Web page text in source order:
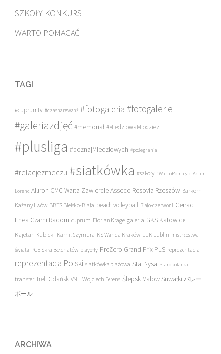
SZKOŁY KONKURS
WARTO POMAGAĆ
TAGI
#cuprumtv #czasnarewanż #fotogaleria #fotogalerie
#galeriazdjęć #memoriał #MiedziowaMlodziez
#plusliga #poznajMiedziowych #pożegnania
#relacjezmeczu #siatkówka #szkoły #WartoPomagac Adam
Lorenc Aluron CMC Warta Zawiercie Asseco Resovia Rzeszów Barkom
Każany Lwów BBTS Bielsko-Biała beach volleyball Biało-czerwoni Cerrad
Enea Czarni Radom cuprum Florian Krage galeria GKS Katowice
Kajetan Kubicki Kamil Szymura KS Wanda Kraków LUK Lublin mistrzostwa
świata PGE Skra Bełchatów playoffy PreZero Grand Prix PLS reprezentacja
reprezentacja Polski siatkówka plażowa Stal Nysa Staropolanka
transfer Trefl Gdańsk VNL Wojciech Ferens Ślepsk Malow Suwałki バレー
ボール
ARCHIWA